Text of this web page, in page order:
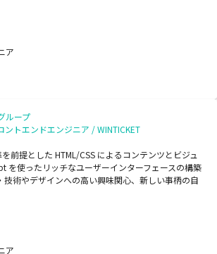
ア
ループ
ントエンドエンジニア / WINTICKET
前提とした HTML/CSS によるコンテンツとビジュ
を使ったリッチなユーザーインターフェースの構築
技術やデザインへの高い興味関心、新しい事柄の自
ア